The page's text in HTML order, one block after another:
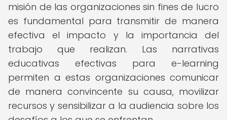
misión de las organizaciones sin fines de lucro
es fundamental para transmitir de manera
efectiva el impacto y la importancia del
trabajo que realizan. Las narrativas
educativas efectivas para e-learning
permiten a estas organizaciones comunicar
de manera convincente su causa, movilizar
recursos y sensibilizar a la audiencia sobre los